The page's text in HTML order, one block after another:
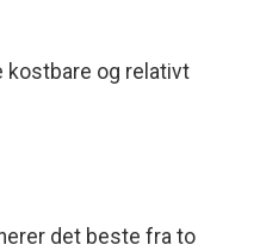
kostbare og relativt
det beste fra to